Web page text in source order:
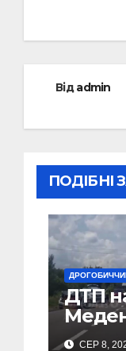
Відadmin
ПОДІБНІ
ДТП
СЕР 8,